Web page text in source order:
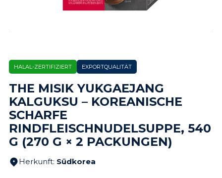
HALAL-ZERTIFIZIERT EXPORTQUALITÄT
THE MISIK YUKGAEJANG
KALGUKSU – KOREANISCHE
SCHARFE
RINDFLEISCHNUDELSUPPE, 540
G (270 G × 2 PACKUNGEN)
Herkunft: Südkorea